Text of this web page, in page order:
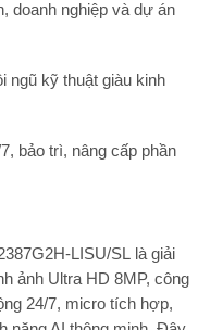
doanh nghiệp và dự án
ngũ kỹ thuật giàu kinh
bảo trì, nâng cấp phần
LISU/SL là giải
ảnh Ultra HD 8MP, công
24/7, micro tích hợp,